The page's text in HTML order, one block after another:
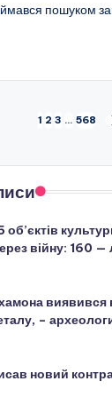
пошуком
1 2 3 … 568
війну: 160 —
виявився
–
новий